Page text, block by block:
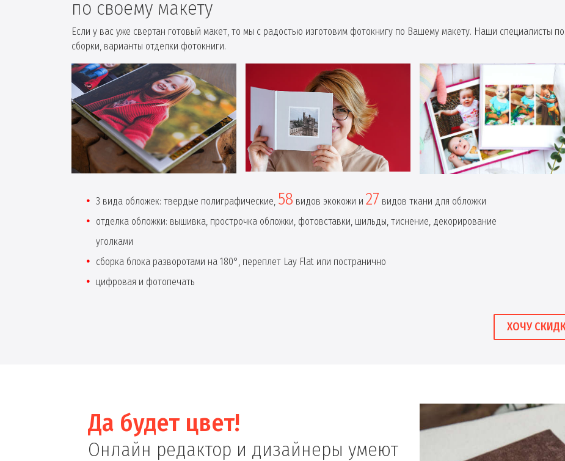
по своему макету
Если у вас уже свертан готовый макет, то мы с радостью изготовим фотокнигу по Вашему макету. Наши специалисты
сборки, варианты отделки фотокниги.
3 вида обложек: твердые полиграфические, 58 видов экокожи и 27 видов ткани для обложки
отделка обложки: вышивка, прострочка обложки, фотовставки, шильды, тиснение, декорирование
уголками
сборка блока разворотами на 180°, переплет Lay Flat или постранично
цифровая и фотопечать
ХОЧУ
Да будет цвет!
Онлайн редактор и дизайнеры умеют